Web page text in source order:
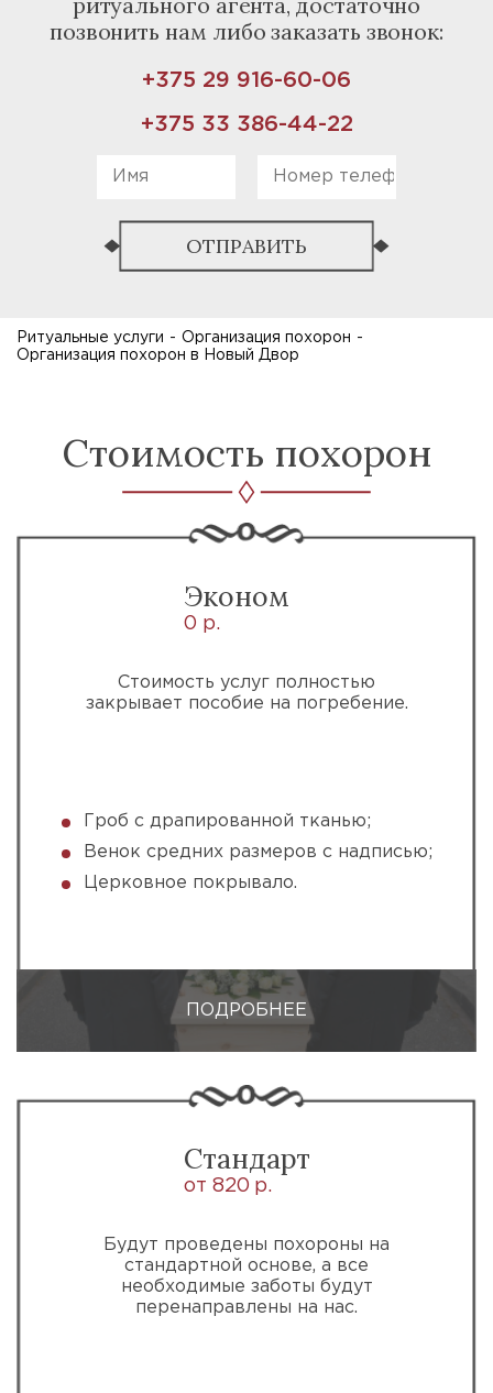
позвонить нам либо заказать звонок:
+375 29 916-60-06
+375 33 386-44-22
ОТПРАВИТЬ
Ритуальные услуги - Организация похорон
-
Организация похорон в Новый Двор
Стоимость похорон
Эконом
0 р.
Стоимость услуг полностью
закрывает пособие на погребение.
Гроб с драпированной тканью;
Венок средних размеров с надписью;
Церковное покрывало.
ПОДРОБНЕЕ
Стандарт
от 820 р.
Будут проведены похороны на
стандартной основе, а все
необходимые заботы будут
перенаправлены на нас.